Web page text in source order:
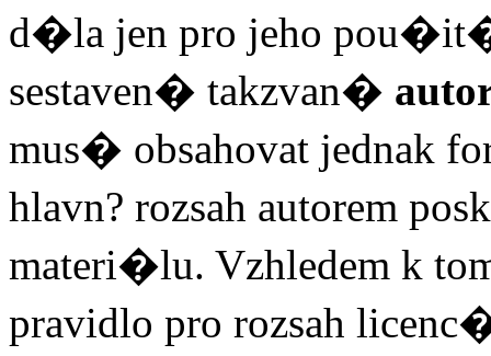
d�la jen pro jeho
sestaven� takzvan�
mus� obsahovat jednak
hlavn? rozsah autorem
materi�lu. Vzhledem k
pravidlo pro rozsah